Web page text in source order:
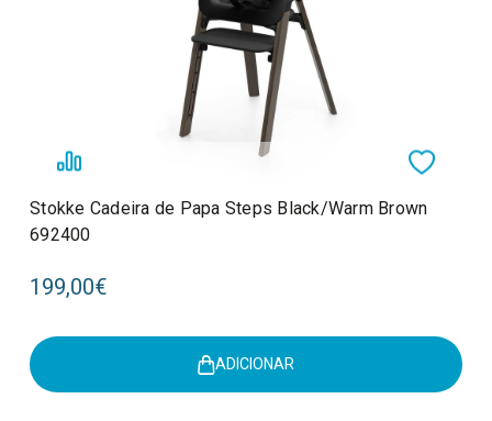
Stokke Cadeira de Papa Steps Black/Warm Brown
692400
199,00€
ADICIONAR